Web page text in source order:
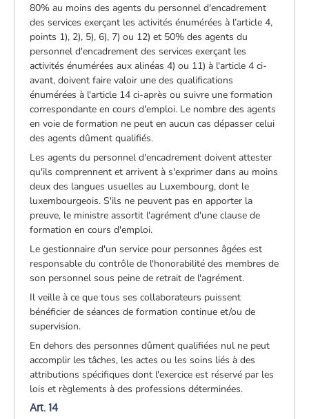
80% au moins des agents du personnel d'encadrement
des services exerçant les activités énumérées à l’article 4,
points 1), 2), 5), 6), 7) ou 12) et 50% des agents du
personnel d'encadrement des services exerçant les
activités énumérées aux alinéas 4) ou 11) à l'article 4 ci-
avant, doivent faire valoir une des qualifications
énumérées à l'article 14 ci-après ou suivre une formation
correspondante en cours d'emploi. Le nombre des agents
en voie de formation ne peut en aucun cas dépasser celui
des agents dûment qualifiés.
Les agents du personnel d'encadrement doivent attester
qu'ils comprennent et arrivent à s'exprimer dans au moins
deux des langues usuelles au Luxembourg, dont le
luxembourgeois. S'ils ne peuvent pas en apporter la
preuve, le ministre assortit l'agrément d'une clause de
formation en cours d'emploi.
Le gestionnaire d'un service pour personnes âgées est
responsable du contrôle de l'honorabilité des membres de
son personnel sous peine de retrait de l'agrément.
Il veille à ce que tous ses collaborateurs puissent
bénéficier de séances de formation continue et/ou de
supervision.
En dehors des personnes dûment qualifiées nul ne peut
accomplir les tâches, les actes ou les soins liés à des
attributions spécifiques dont l'exercice est réservé par les
lois et règlements à des professions déterminées.
Art. 14